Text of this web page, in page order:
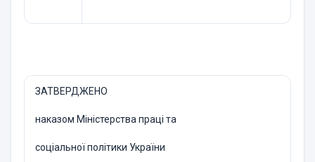
ЗАТВЕРДЖЕНО
наказом Міністерства праці та
соціальної політики України